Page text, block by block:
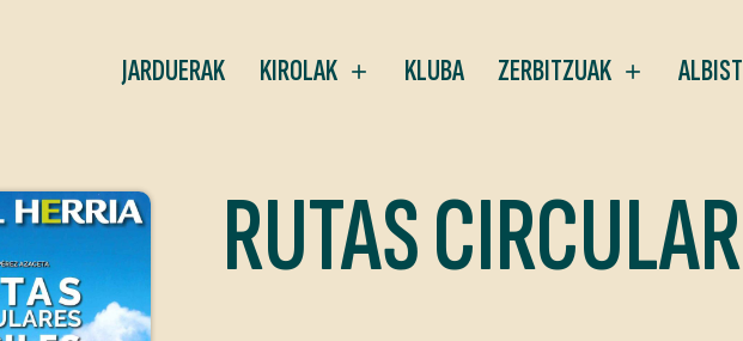
JARDUERAK KIROLAK KLUBA ZERBITZUAK
RUTAS